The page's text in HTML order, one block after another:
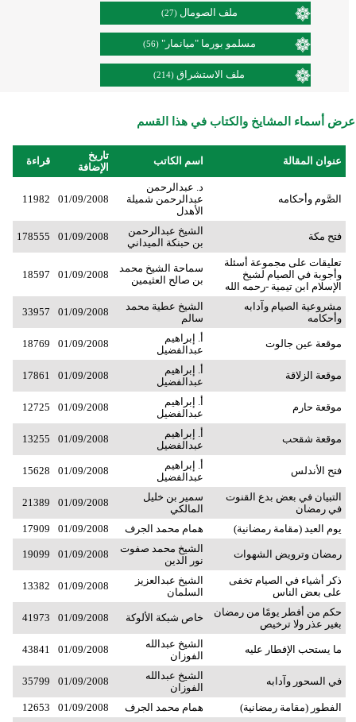
ملف الصومال (27)
مسلمو بورما "ميانمار" (56)
ملف الاستشراق (214)
عرض أسماء المشايخ والكتاب في هذا القسم
عنوان المقالة اسم الكاتب
تاريخ
الإضافة
قراءة
الصَّوم وأحكامه
د. عبدالرحمن
عبدالرحمن شميلة
الأهدل
01/09/2008
11982
فتح مكة
الشيخ عبدالرحمن
بن حبنكة الميداني
01/09/2008
178555
تعليقات على مجموعة أسئلة
وأجوبة في الصيام لشيخ
الإسلام ابن تيمية -رحمه الله
سماحة الشيخ محمد
بن صالح العثيمين
01/09/2008
18597
مشروعية الصيام وآدابه
وأحكامه
الشيخ عطية محمد
سالم
01/09/2008
33957
موقعة عين جالوت
أ. إبراهيم
عبدالفضيل
01/09/2008
18769
موقعة الزلاقة
أ. إبراهيم
عبدالفضيل
01/09/2008
17861
موقعة حارم
أ. إبراهيم
عبدالفضيل
01/09/2008
12725
موقعة شقحب
أ. إبراهيم
عبدالفضيل
01/09/2008
13255
فتح الأندلس
أ. إبراهيم
عبدالفضيل
01/09/2008
15628
التبيان في بعض بدع القنوت
في رمضان
سمير بن خليل
المالكي
01/09/2008
21389
يوم العيد (مقامة رمضانية) همام محمد الجرف 01/09/2008
17909
رمضان وترويض الشهوات
الشيخ محمد صفوت
نور الدين
01/09/2008
19099
ذكر أشياء في الصيام تخفى
على بعض الناس
الشيخ عبدالعزيز
السلمان
01/09/2008
13382
حكم من أفطر يومًا من رمضان
بغير عذر ولا ترخيص
خاص شبكة الألوكة 01/09/2008
41973
ما يستحب الإفطار عليه
الشيخ عبدالله
الفوزان
01/09/2008
43841
في السحور وآدابه
الشيخ عبدالله
الفوزان
01/09/2008
35799
الفطور (مقامة رمضانية) همام محمد الجرف 01/09/2008
12653